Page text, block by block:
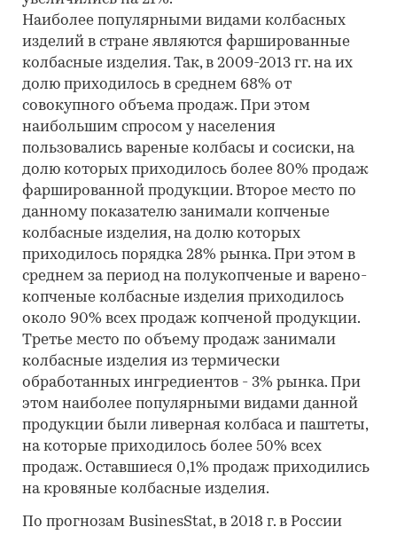
Наиболее популярными видами колбасных
изделий в стране являются фаршированные
колбасные изделия. Так, в 2009-2013 гг. на их
долю приходилось в среднем 68% от
совокупного объема продаж. При этом
наибольшим спросом у населения
пользовались вареные колбасы и сосиски, на
долю которых приходилось более 80% продаж
фаршированной продукции. Второе место по
данному показателю занимали копченые
колбасные изделия, на долю которых
приходилось порядка 28% рынка. При этом в
среднем за период на полукопченые и варено-
копченые колбасные изделия приходилось
около 90% всех продаж копченой продукции.
Третье место по объему продаж занимали
колбасные изделия из термически
обработанных ингредиентов - 3% рынка. При
этом наиболее популярными видами данной
продукции были ливерная колбаса и паштеты,
на которые приходилось более 50% всех
продаж. Оставшиеся 0,1% продаж приходились
на кровяные колбасные изделия.
По прогнозам BusinesStat, в 2018 г. в России